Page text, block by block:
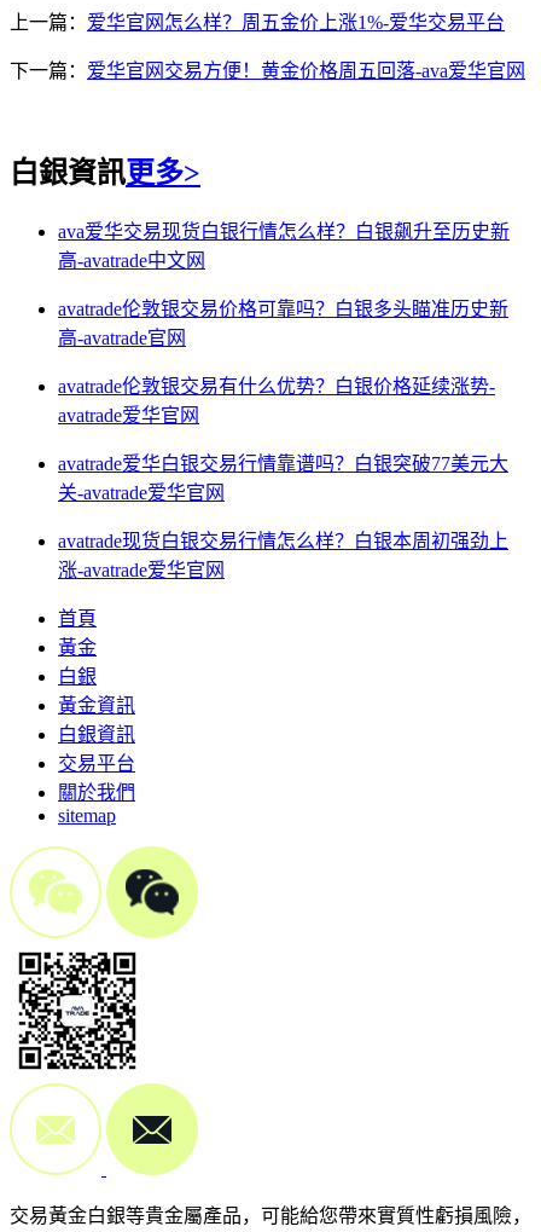
上一篇： 爱华官网怎么样？周五金价上涨1%-爱华交易平台
下一篇： 爱华官网交易方便！黄金价格周五回落-ava爱华官网
白銀資訊更多>
ava爱华交易现货白银行情怎么样？白银飙升至历史新
高-avatrade中文网
avatrade伦敦银交易价格可靠吗？白银多头瞄准历史新
高-avatrade官网
avatrade伦敦银交易有什么优势？白银价格延续涨势-
avatrade爱华官网
avatrade爱华白银交易行情靠谱吗？白银突破77美元大
关-avatrade爱华官网
avatrade现货白银交易行情怎么样？白银本周初强劲上
涨-avatrade爱华官网
首頁
黃金
白銀
黃金資訊
白銀資訊
交易平台
關於我們
sitemap
交易黃金白銀等貴金屬產品，可能給您帶來實質性虧損風險，